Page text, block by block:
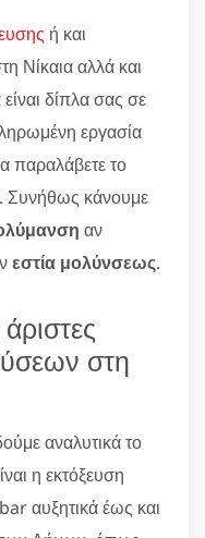
ή και
Νίκαια αλλά και
δίπλα σας σε
εργασία
παραλάβετε το
Συνήθως κάνουμε
αν
εστία μολύνσεως.
στη
αναλυτικά το
η εκτόξευση
αυξητικά έως και